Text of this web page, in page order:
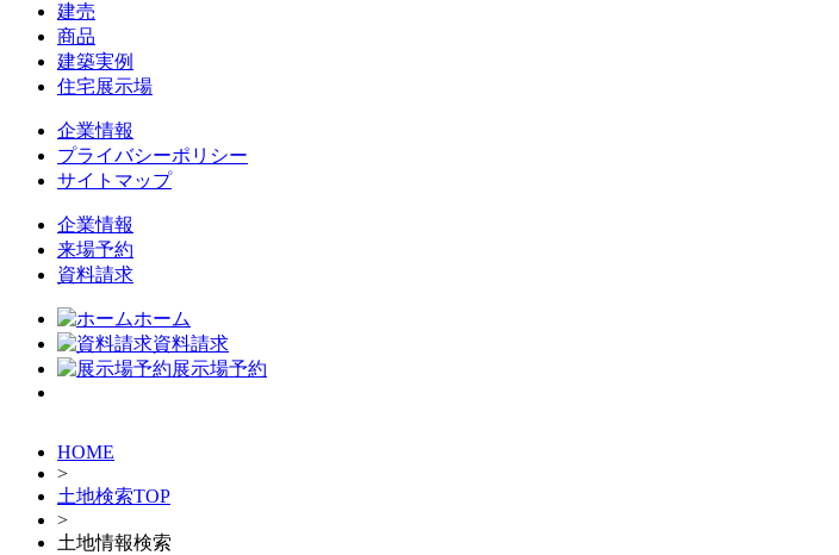
建売
商品
建築実例
住宅展示場
企業情報
プライバシーポリシー
サイトマップ
企業情報
来場予約
資料請求
ホーム
資料請求
展示場予約
HOME
>
土地検索TOP
>
土地情報検索